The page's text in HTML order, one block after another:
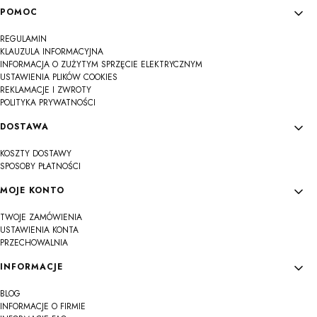
Linki w stopce
POMOC
REGULAMIN
KLAUZULA INFORMACYJNA
INFORMACJA O ZUŻYTYM SPRZĘCIE ELEKTRYCZNYM
USTAWIENIA PLIKÓW COOKIES
REKLAMACJE I ZWROTY
POLITYKA PRYWATNOŚCI
DOSTAWA
KOSZTY DOSTAWY
SPOSOBY PŁATNOŚCI
MOJE KONTO
TWOJE ZAMÓWIENIA
USTAWIENIA KONTA
PRZECHOWALNIA
INFORMACJE
BLOG
INFORMACJE O FIRMIE